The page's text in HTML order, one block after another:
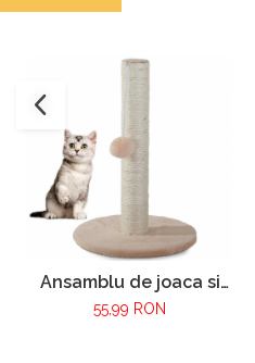
Ansamblu de joaca si
zgariat pentru pisici
55,99 RON